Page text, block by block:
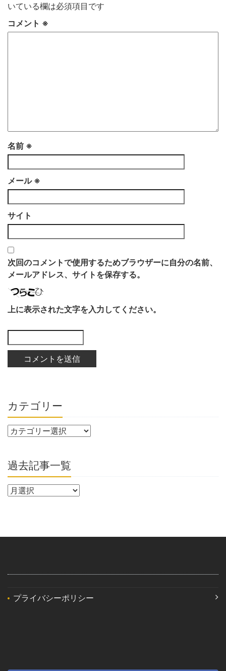
いている欄は必須項目です
コメント ※
名前 ※
メール ※
サイト
次回のコメントで使用するためブラウザーに自分の名前、
メールアドレス、サイトを保存する。
上に表示された文字を入力してください。
カテゴリー
過去記事一覧
プライバシーポリシー